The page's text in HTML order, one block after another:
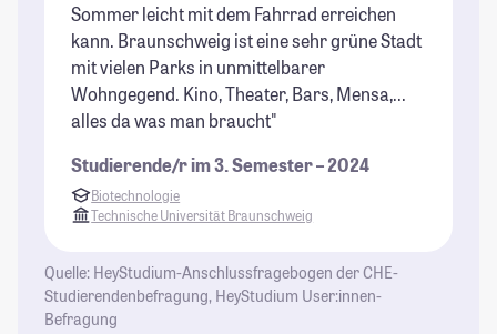
Sommer leicht mit dem Fahrrad erreichen
kann. Braunschweig ist eine sehr grüne Stadt
mit vielen Parks in unmittelbarer
Wohngegend. Kino, Theater, Bars, Mensa,...
alles da was man braucht"
Studierende/r im 3. Semester – 2024
Biotechnologie
Technische Universität Braunschweig
Quelle: HeyStudium-Anschlussfragebogen der CHE-
Studierendenbefragung, HeyStudium User:innen-
Befragung